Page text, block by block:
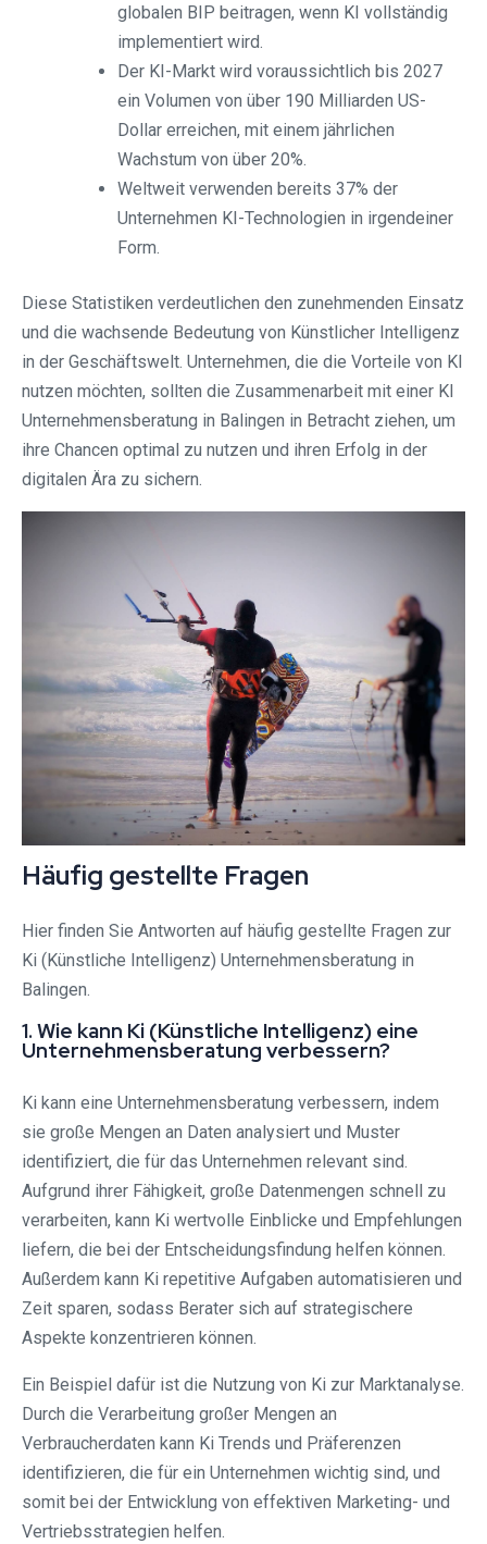
globalen BIP beitragen, wenn KI vollständig
implementiert wird.
Der KI-Markt wird voraussichtlich bis 2027
ein Volumen von über 190 Milliarden US-
Dollar erreichen, mit einem jährlichen
Wachstum von über 20%.
Weltweit verwenden bereits 37% der
Unternehmen KI-Technologien in irgendeiner
Form.
Diese Statistiken verdeutlichen den zunehmenden Einsatz
und die wachsende Bedeutung von Künstlicher Intelligenz
in der Geschäftswelt. Unternehmen, die die Vorteile von KI
nutzen möchten, sollten die Zusammenarbeit mit einer KI
Unternehmensberatung in Balingen in Betracht ziehen, um
ihre Chancen optimal zu nutzen und ihren Erfolg in der
digitalen Ära zu sichern.
Häufig gestellte Fragen
Hier finden Sie Antworten auf häufig gestellte Fragen zur
Ki (Künstliche Intelligenz) Unternehmensberatung in
Balingen.
1. Wie kann Ki (Künstliche Intelligenz) eine
Unternehmensberatung verbessern?
Ki kann eine Unternehmensberatung verbessern, indem
sie große Mengen an Daten analysiert und Muster
identifiziert, die für das Unternehmen relevant sind.
Aufgrund ihrer Fähigkeit, große Datenmengen schnell zu
verarbeiten, kann Ki wertvolle Einblicke und Empfehlungen
liefern, die bei der Entscheidungsfindung helfen können.
Außerdem kann Ki repetitive Aufgaben automatisieren und
Zeit sparen, sodass Berater sich auf strategischere
Aspekte konzentrieren können.
Ein Beispiel dafür ist die Nutzung von Ki zur Marktanalyse.
Durch die Verarbeitung großer Mengen an
Verbraucherdaten kann Ki Trends und Präferenzen
identifizieren, die für ein Unternehmen wichtig sind, und
somit bei der Entwicklung von effektiven Marketing- und
Vertriebsstrategien helfen.